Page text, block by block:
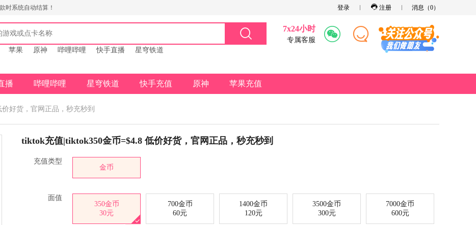
时系统自动结算！ 登录 注册 消息（0）
苹果 原神 哔哩哔哩 快手直播 星穹铁道
7x24小时
专属客服
播 哔哩哔哩 星穹铁道 快手充值 原神 苹果充值
好货，官网正品，秒充秒到
tiktok充值|tiktok350金币=$4.8 低价好货，官网正品，秒充秒到
充值类型
金币
面值
350金币
30元
700金币
60元
1400金币
120元
3500金币
300元
7000金币
600元